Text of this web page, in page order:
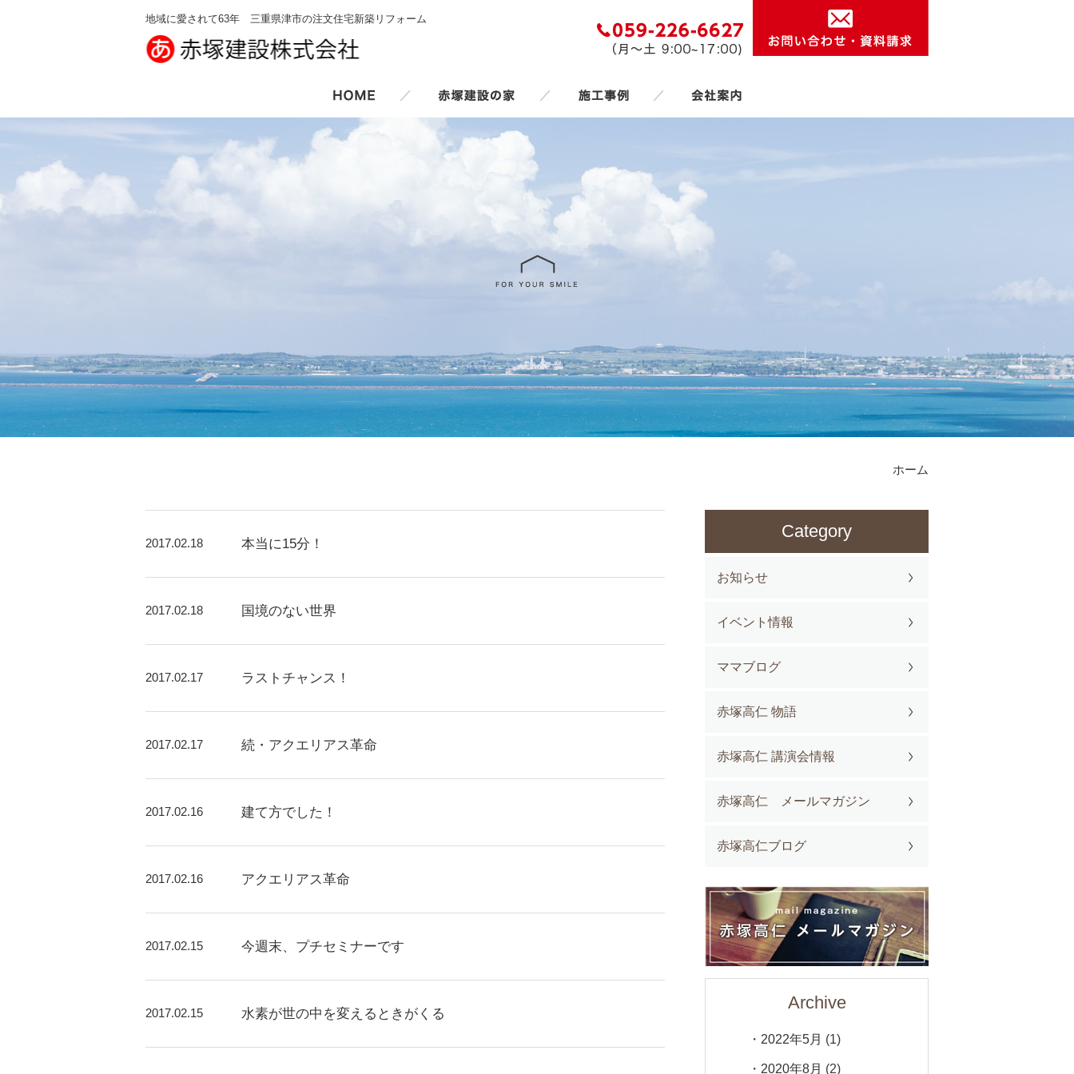
地域に愛されて63年 三重県津市の注文住宅新築リフォーム
／ ／ ／
ホーム
2017.02.18 本当に15分！
2017.02.18 国境のない世界
2017.02.17 ラストチャンス！
2017.02.17 続・アクエリアス革命
2017.02.16 建て方でした！
2017.02.16 アクエリアス革命
2017.02.15 今週末、プチセミナーです
2017.02.15 水素が世の中を変えるときがくる
Category
お知らせ
イベント情報
ママブログ
赤塚高仁 物語
赤塚高仁 講演会情報
赤塚高仁 メールマガジン
赤塚高仁ブログ
Archive
2022年5月 (1)
2020年8月 (2)